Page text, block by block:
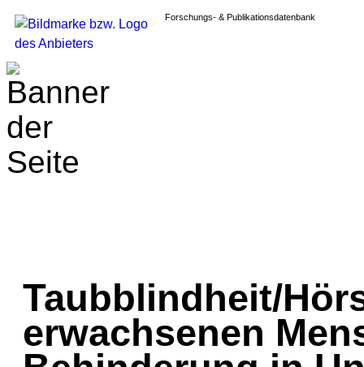
Forschungs- & Publikationsdatenbank
Taubblindheit/
erwachsenen